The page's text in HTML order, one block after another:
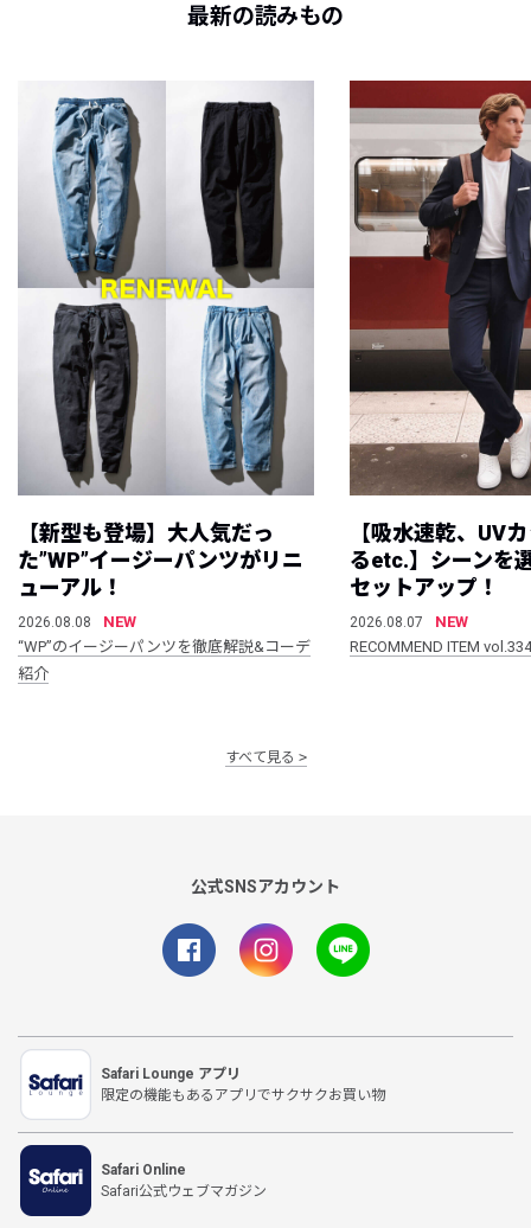
最新の読みもの
【新型も登場】大人気だっ
た”WP”イージーパンツがリニ
ューアル！
2026.08.08
NEW
“WP”のイージーパンツを徹底解説&コーデ
紹介
【吸水速乾、UV
るetc.】シーンを
セットアップ！
2026.08.07
NEW
RECOMMEND ITEM vol.334
すべて見る
公式SNSアカウント
Safari Lounge アプリ
限定の機能もあるアプリでサクサクお買い物
Safari Online
Safari公式ウェブマガジン